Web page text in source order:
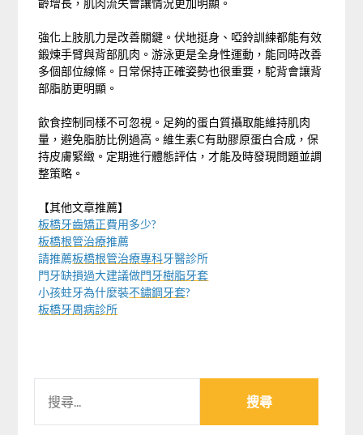
齡增長，肌肉流失會讓情況更加明顯。
強化上肢肌力是改善關鍵。伏地挺身、啞鈴訓練都能有效
鍛煉手臂與背部肌肉。游泳更是全身性運動，能同時改善
多個部位線條。日常保持正確姿勢也很重要，駝背會讓背
部脂肪更明顯。
飲食控制同樣不可忽視。足夠的蛋白質攝取能維持肌肉
量，避免脂肪比例過高。維生素C有助膠原蛋白合成，保
持皮膚緊緻。定期進行體態評估，才能及時發現問題並調
整策略。
【其他文章推薦】
板橋牙齒矯正費用多少?
板橋根管治療推薦
請推薦板橋根管治療專科牙醫診所
門牙缺損過大建議做門牙樹脂牙套
小孩蛀牙為什麼裝不鏽鋼牙套?
板橋牙周病診所
關